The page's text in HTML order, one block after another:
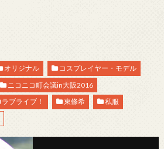
オリジナル
コスプレイヤー・モデル
ニコニコ町会議in大阪2016
ラブライブ！ 東條希
私服